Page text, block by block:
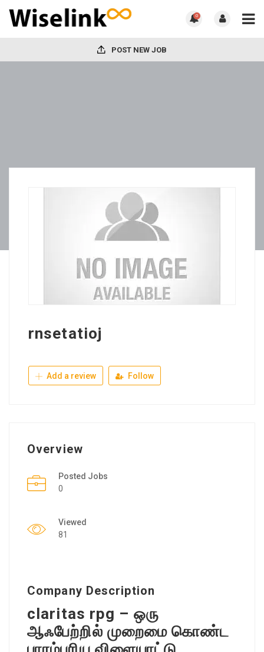
0
POST NEW JOB
rnsetatioj
Add a review Follow
Overview
Posted Jobs
0
Viewed
81
Company Description
claritas rpg – ஒரு
ஆஃபேற்றில் முறைமை கொண்ட